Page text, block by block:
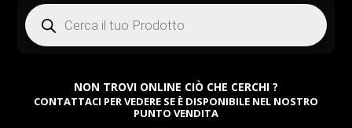
Products
search
NON TROVI ONLINE CIÒ CHE CERCHI ?
CONTATTACI PER VEDERE SE È DISPONIBILE NEL NOSTRO
PUNTO VENDITA